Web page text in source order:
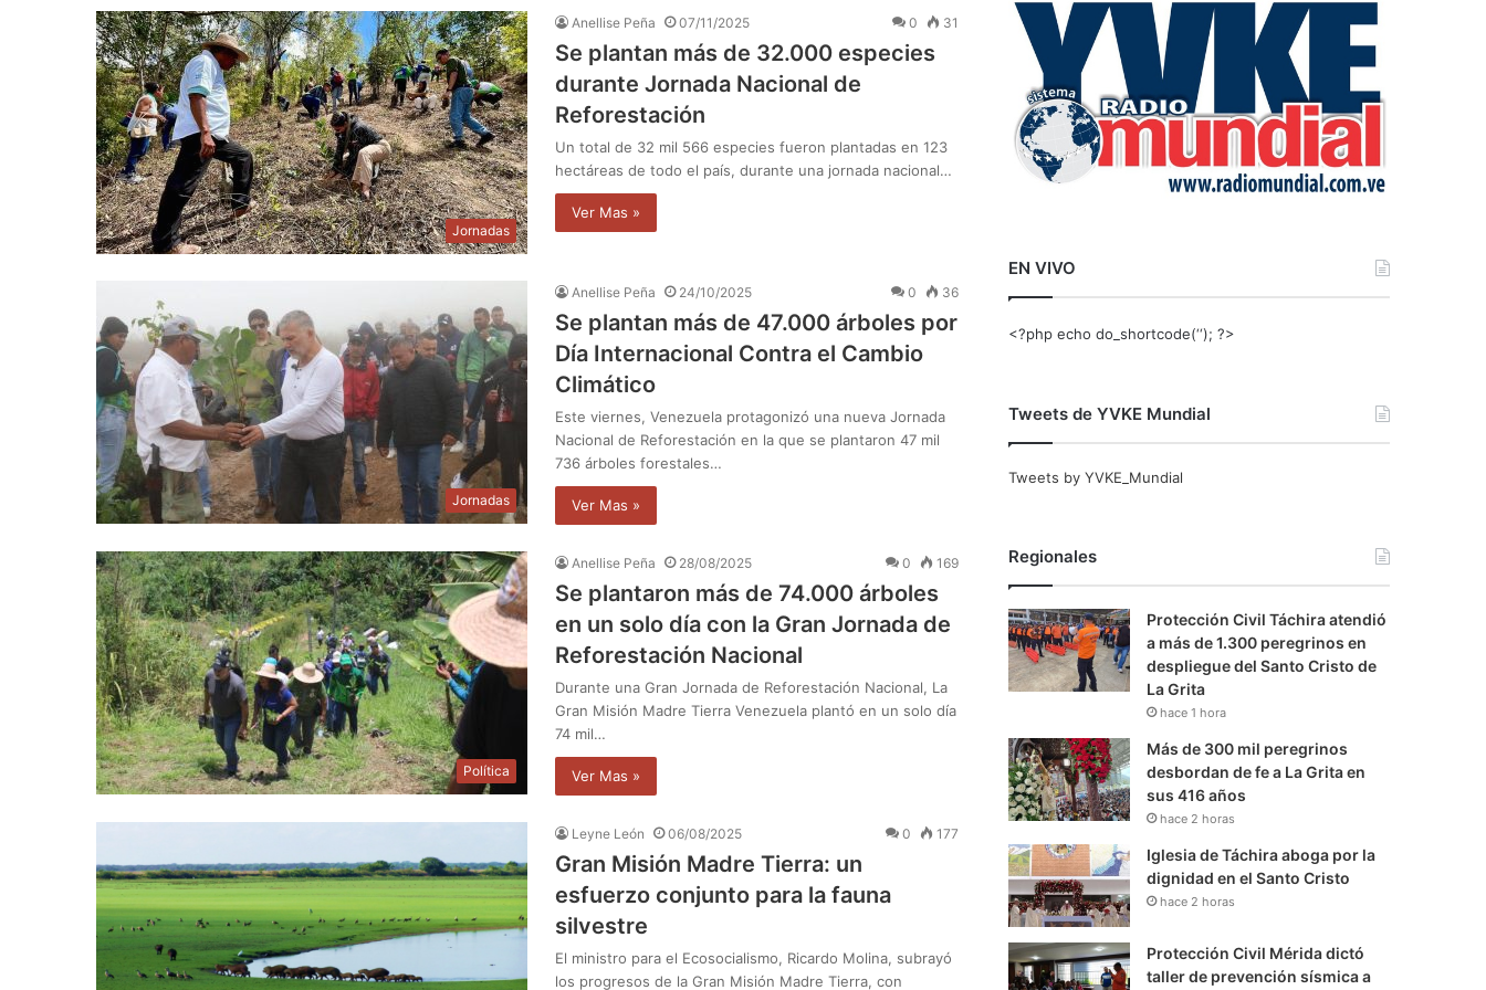
Jornadas
Anellise Peña 07/11/2025 0 31
Se plantan más de 32.000 especies
durante Jornada Nacional de
Reforestación
Un total de 32 mil 566 especies fueron plantadas en 123
hectáreas de todo el país, durante una jornada nacional…
Ver Mas »
Jornadas
Anellise Peña 24/10/2025 0 36
Se plantan más de 47.000 árboles por
Día Internacional Contra el Cambio
Climático
Este viernes, Venezuela protagonizó una nueva Jornada
Nacional de Reforestación en la que se plantaron 47 mil
736 árboles forestales…
Ver Mas »
Política
Anellise Peña 28/08/2025 0 169
Se plantaron más de 74.000 árboles
en un solo día con la Gran Jornada de
Reforestación Nacional
Durante una Gran Jornada de Reforestación Nacional, La
Gran Misión Madre Tierra Venezuela plantó en un solo día
74 mil…
Ver Mas »
Leyne León 06/08/2025 0 177
Gran Misión Madre Tierra: un
esfuerzo conjunto para la fauna
silvestre
El ministro para el Ecosocialismo, Ricardo Molina, subrayó
los progresos de la Gran Misión Madre Tierra, con
r
EN VIVO
<?php echo do_shortcode(‘‘); ?>
Tweets de YVKE Mundial
Tweets by YVKE_Mundial
Regionales
Protección Civil Táchira atendió
a más de 1.300 peregrinos en
despliegue del Santo Cristo de
La Grita
hace 1 hora
Más de 300 mil peregrinos
desbordan de fe a La Grita en
sus 416 años
hace 2 horas
Iglesia de Táchira aboga por la
dignidad en el Santo Cristo
hace 2 horas
Protección Civil Mérida dictó
taller de prevención sísmica a